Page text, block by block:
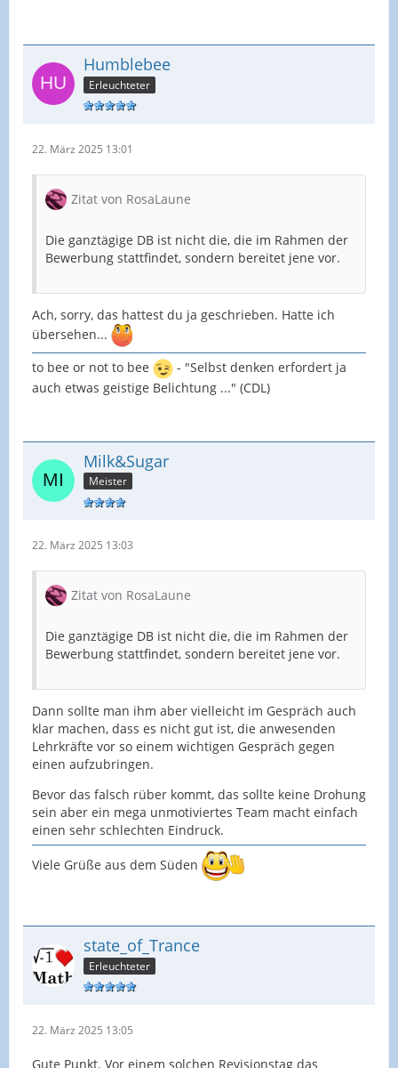
Humblebee
Erleuchteter
22. März 2025 13:01
Zitat von RosaLaune
Die ganztägige DB ist nicht die, die im Rahmen der
Bewerbung stattfindet, sondern bereitet jene vor.
Ach, sorry, das hattest du ja geschrieben. Hatte ich
übersehen...
to bee or not to bee
- "Selbst denken erfordert ja
auch etwas geistige Belichtung ..." (CDL)
Milk&Sugar
Meister
22. März 2025 13:03
Zitat von RosaLaune
Die ganztägige DB ist nicht die, die im Rahmen der
Bewerbung stattfindet, sondern bereitet jene vor.
Dann sollte man ihm aber vielleicht im Gespräch auch
klar machen, dass es nicht gut ist, die anwesenden
Lehrkräfte vor so einem wichtigen Gespräch gegen
einen aufzubringen.
Bevor das falsch rüber kommt, das sollte keine Drohung
sein aber ein mega unmotiviertes Team macht einfach
einen sehr schlechten Eindruck.
Viele Grüße aus dem Süden
state_of_Trance
Erleuchteter
22. März 2025 13:05
Gute Punkt. Vor einem solchen Revisionstag das